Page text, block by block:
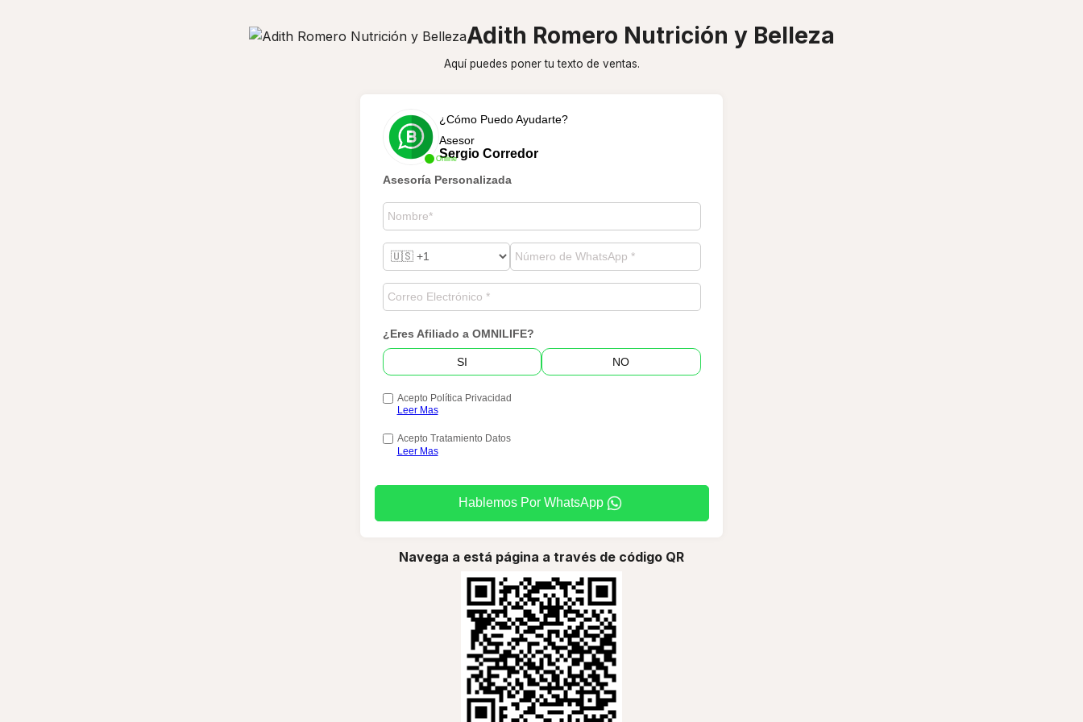
Adith Romero Nutrición y Belleza
Aquí puedes poner tu texto de ventas.
Online
¿Cómo Puedo Ayudarte?
Asesor
Sergio Corredor
Asesoría Personalizada
¿Eres Afiliado a OMNILIFE?
SI NO
Acepto Política Privacidad
Leer Mas
Acepto Tratamiento Datos
Leer Mas
Hablemos Por WhatsApp
Navega a está página a través de código QR